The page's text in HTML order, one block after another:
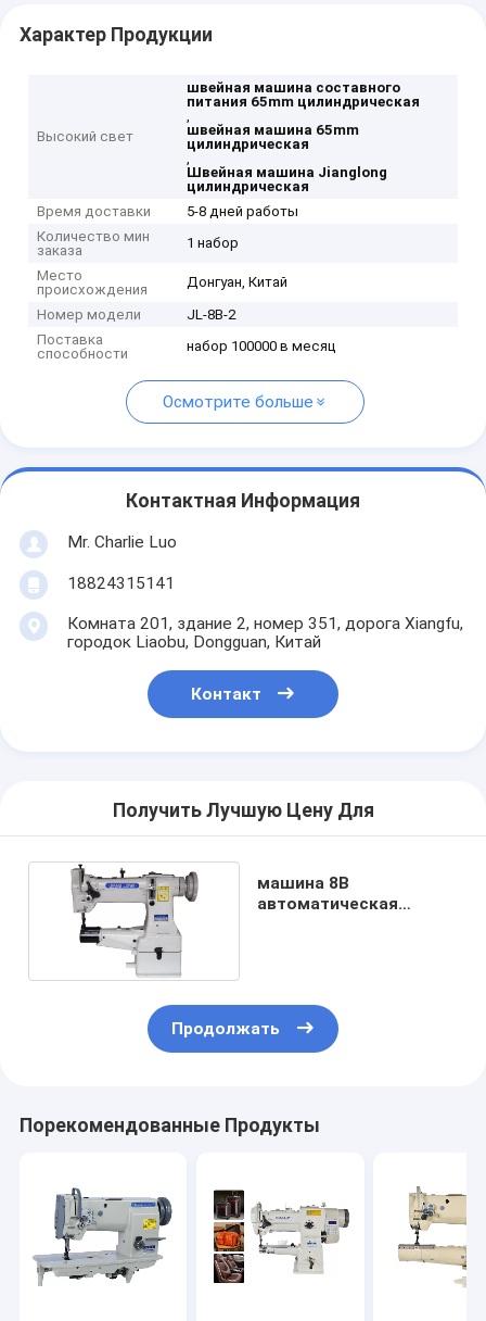
Характер Продукции
Высокий свет
швейная машина составного
питания 65mm цилиндрическая
,
швейная машина 65mm
цилиндрическая
,
Швейная машина Jianglong
цилиндрическая
Время доставки
5-8 дней работы
Количество мин
заказа
1 набор
Место
происхождения
Донгуан, Китай
Номер модели
JL-8B-2
Поставка
способности
набор 100000 в месяц
Осмотрите больше
Контактная Информация
Mr. Charlie Luo
18824315141
Комната 201, здание 2, номер 351, дорога Xiangfu,
городок Liaobu, Dongguan, Китай
Контакт
Получить Лучшую Цену Для
машина 8B
автоматическая
Продолжать
Порекомендованные Продукты